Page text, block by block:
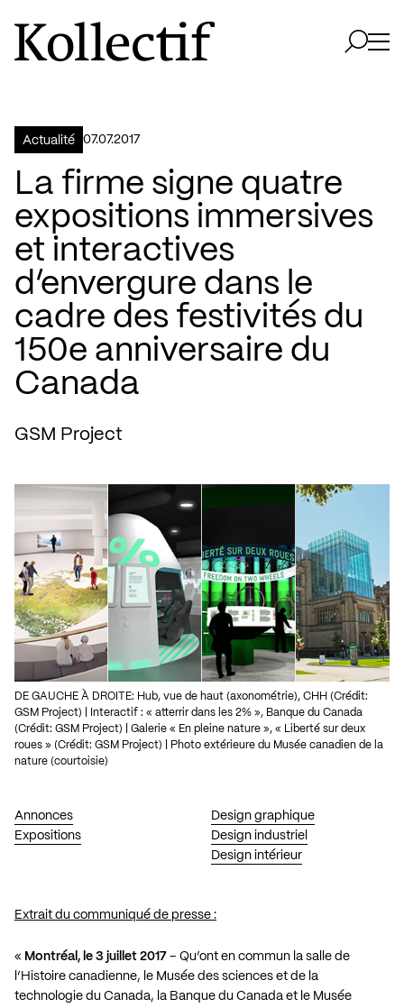
Aller à la page d'accueil
Logo Kollectif
Actualité 07.07.2017
La firme signe quatre
expositions immersives
et interactives
d’envergure dans le
cadre des festivités du
150e anniversaire du
Canada
GSM Project
Annonces
Expositions
Design graphique
Design industriel
Design intérieur
DE GAUCHE À DROITE: Hub, vue de haut (axonométrie), CHH (Crédit:
GSM Project) | Interactif : « atterrir dans les 2% », Banque du Canada
(Crédit: GSM Project) | Galerie « En pleine nature », « Liberté sur deux
roues » (Crédit: GSM Project) | Photo extérieure du Musée canadien de la
nature (courtoisie)
Extrait du communiqué de presse :
« Montréal, le 3 juillet 2017 – Qu’ont en commun la salle de
l’Histoire canadienne, le Musée des sciences et de la
technologie du Canada, la Banque du Canada et le Musée